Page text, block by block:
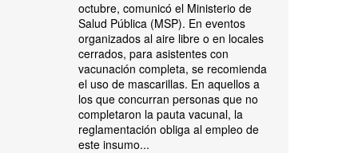
octubre, comunicó el Ministerio de
Salud Pública (MSP). En eventos
organizados al aire libre o en locales
cerrados, para asistentes con
vacunación completa, se recomienda
el uso de mascarillas. En aquellos a
los que concurran personas que no
completaron la pauta vacunal, la
reglamentación obliga al empleo de
este insumo...